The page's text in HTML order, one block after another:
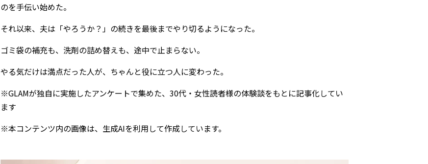
のを手伝い始めた。
それ以来、夫は「やろうか？」の続きを最後までやり切るようになった。
ゴミ袋の補充も、洗剤の詰め替えも、途中で止まらない。
やる気だけは満点だった人が、ちゃんと役に立つ人に変わった。
※GLAMが独自に実施したアンケートで集めた、30代・女性読者様の体験談をもとに記事化してい
ます
※本コンテンツ内の画像は、生成AIを利用して作成しています。